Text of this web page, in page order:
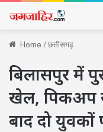
Home/छत्तीसगढ़
बिलासपुर में
खेल, पिकअप
बाद दो युवकों